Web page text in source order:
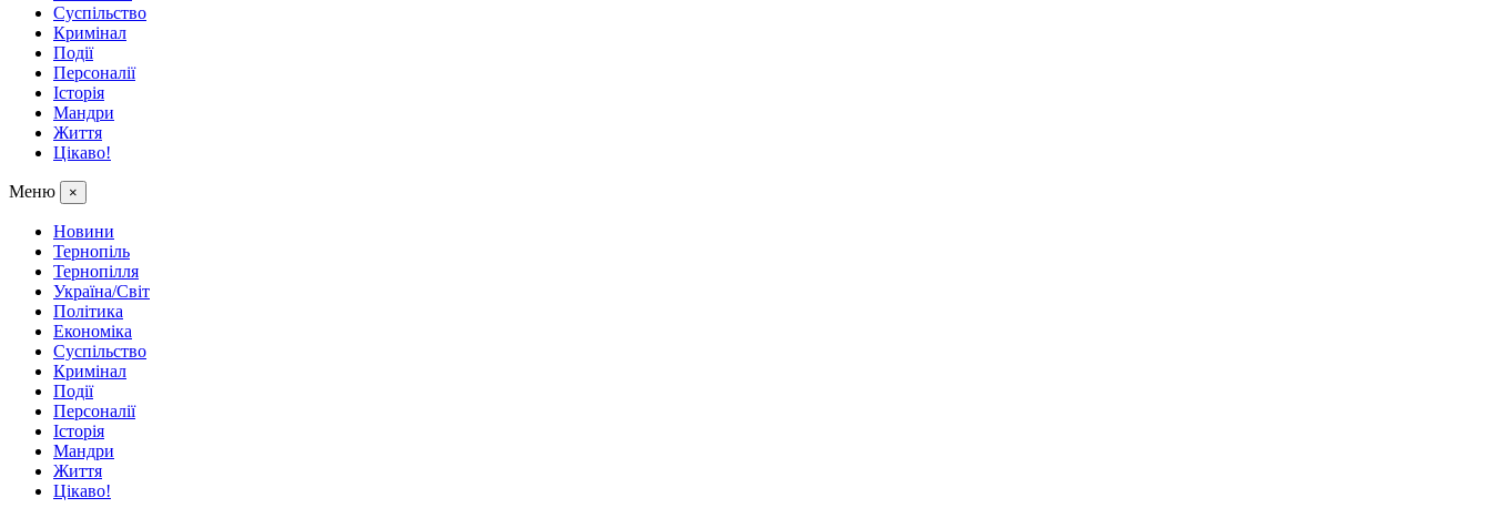
Суспільство
Кримінал
Події
Персоналії
Історія
Мандри
Життя
Цікаво!
Меню ×
Новини
Тернопіль
Тернопілля
Україна/Світ
Політика
Економіка
Суспільство
Кримінал
Події
Персоналії
Історія
Мандри
Життя
Цікаво!